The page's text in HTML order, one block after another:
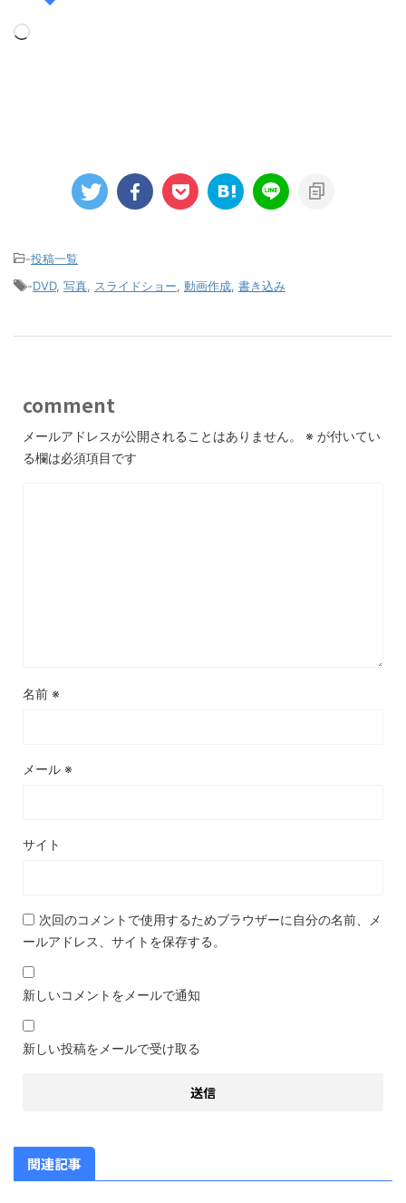
-投稿一覧
-DVD, 写真 スライドショー 動画作成 書き込み
comment
メールアドレスが公開されることはありません。 ※ が付いてい
る欄は必須項目です
名前 ※
メール ※
サイト
次回のコメントで使用するためブラウザーに自分の名前、メ
ールアドレス、サイトを保存する。
新しいコメントをメールで通知
新しい投稿をメールで受け取る
関連記事